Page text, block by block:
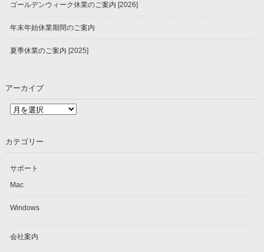
ゴールデンウィーク休業のご案内 [2026]
年末年始休業期間のご案内
夏季休業のご案内 [2025]
アーカイブ
ア
イ
カテゴリー
サポート
Mac
Windows
会社案内